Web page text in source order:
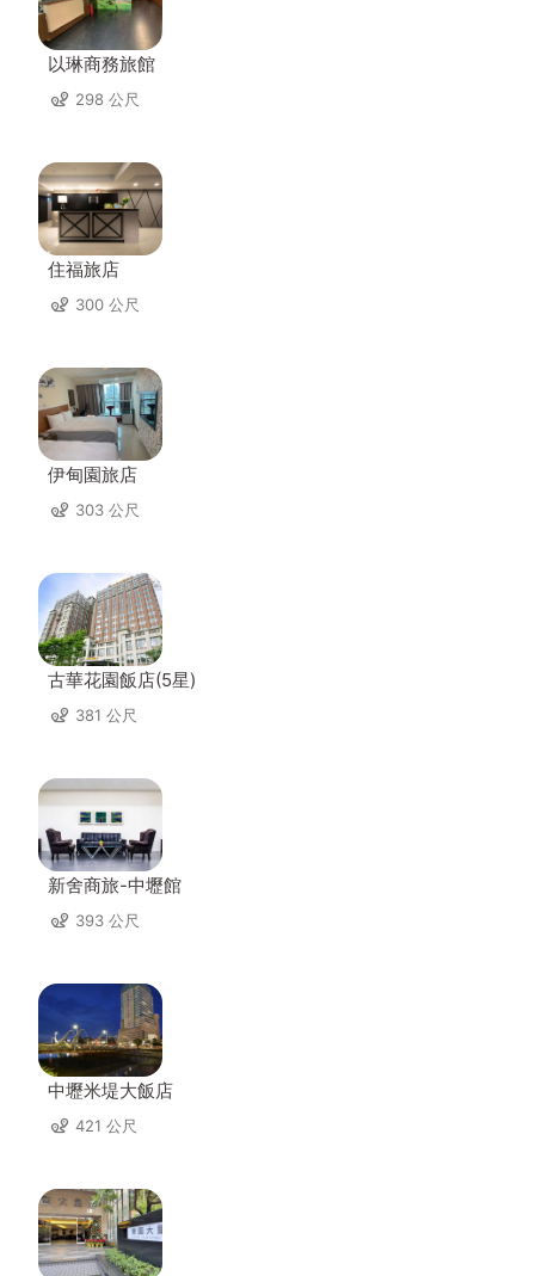
以琳商務旅館
298 公尺
住福旅店
300 公尺
伊甸園旅店
303 公尺
古華花園飯店(5星)
381 公尺
新舍商旅-中壢館
393 公尺
中壢米堤大飯店
421 公尺